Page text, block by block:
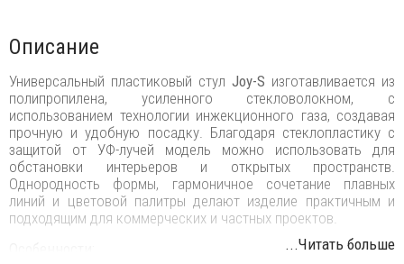
Описание
Универсальный пластиковый стул Joy-S изготавливается из
полипропилена, усиленного стекловолокном, с
использованием технологии инжекционного газа, создавая
прочную и удобную посадку. Благодаря стеклопластику с
защитой от УФ-лучей модель можно использовать для
обстановки интерьеров и открытых пространств.
Однородность формы, гармоничное сочетание плавных
линий и цветовой палитры делают изделие практичным и
подходящим для коммерческих и частных проектов.
...Читать больше